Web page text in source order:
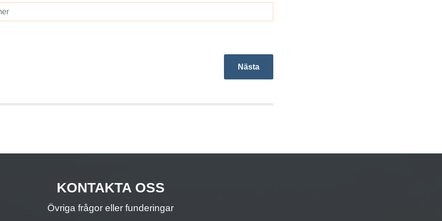
Nästa
KONTAKTA OSS
Övriga frågor eller funderingar